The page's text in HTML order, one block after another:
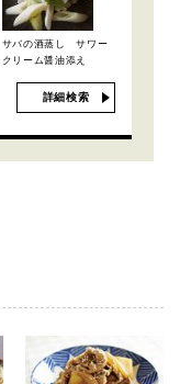
サバの酒蒸し サワー
クリーム醤油添え
詳細検索